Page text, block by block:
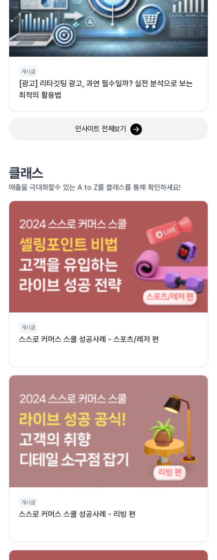
게시글
[광고] 리타깃팅 광고, 과연 필수일까? 실전 분석으로 보는
최적의 활용법
인사이트 전체보기
클래스
매출을 극대화할수 있는 A to Z를 클래스를 통해 확인하세요!
게시글
스스로 커머스 스쿨 성공사례 - 스포츠/레저 편
게시글
스스로 커머스 스쿨 성공사례 - 리빙 편